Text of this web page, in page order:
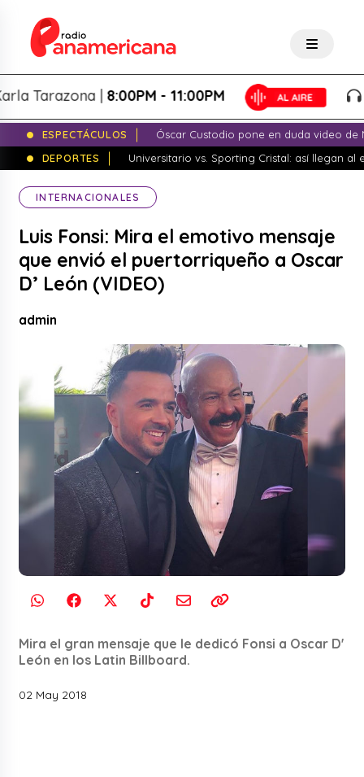
|8:00PM - 11:00PM
ESPECTÁCULOS
Óscar Custodio pone en duda video de
DEPORTES
Universitario vs. Sporting Cristal: así llegan al
INTERNACIONALES
Luis Fonsi: Mira el emotivo mensaje
que envió el puertorriqueño a Oscar
D’ León (VIDEO)
admin
Mira el gran mensaje que le dedicó Fonsi a Oscar D'
León en los Latin Billboard.
02 May 2018